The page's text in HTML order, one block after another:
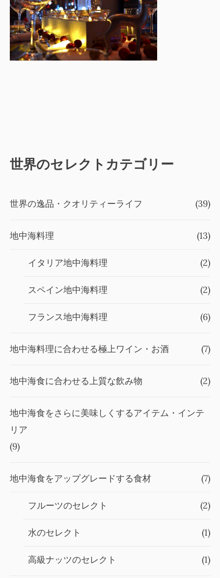
世界のセレクトカテゴリー
世界の逸品・クオリティーライフ (39)
地中海料理 (13)
イタリア地中海料理 (2)
スペイン地中海料理 (2)
フランス地中海料理 (6)
地中海料理に合わせる極上ワイン・お酒 (7)
地中海食に合わせる上質な飲み物 (2)
地中海食をさらに美味しくするアイテム・インテ
リア
(9)
地中海食をアップグレードする食材 (7)
フルーツのセレクト (2)
水のセレクト (1)
高級ナッツのセレクト (1)